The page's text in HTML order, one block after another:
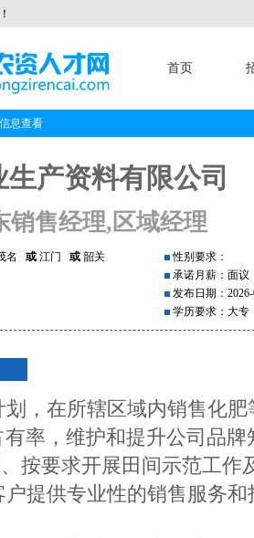
首页
息查看
产资料有限公司
销售经理,区域经理
名 或 江门 或 韶关
性别要求：
承诺月薪：面议
发布日期：
学历要求：大专
划，在所辖区域内销售化
率，维护和提升公司品牌
按要求开展田间示范工作
户提供专业性的销售服务